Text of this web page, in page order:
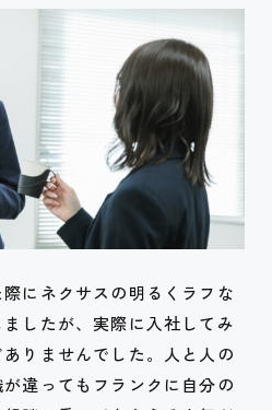
にネクサスの明るくラフな
したが、実際に入社してみ
りませんでした。人と人の
違ってもフランクに自分の